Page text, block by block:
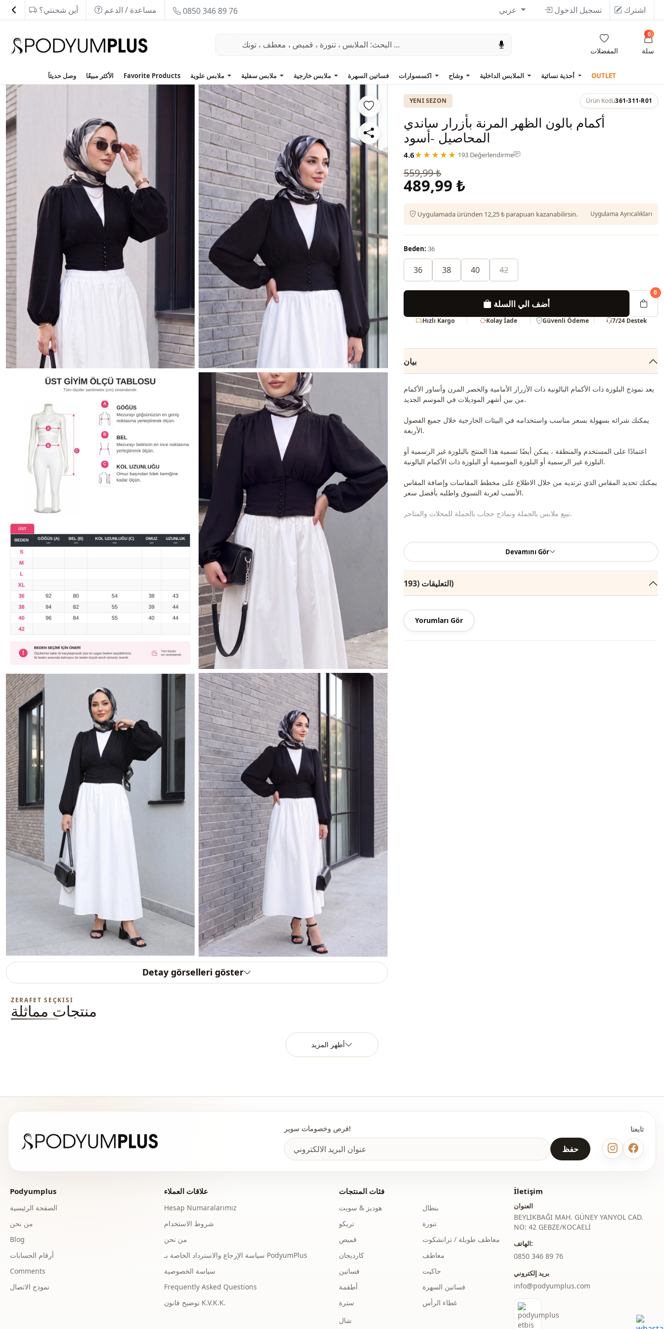
أين شحنتي؟ مساعدة / الدعم 0850 346 89 76 تسجيل الدخول اشترك
المفضلات سلة
0
وصل حديثاَ الأكثر مبيعًا Favorite Products ملابس علوية ملابس سفلية ملابس خارجية فساتين السهرة OUTLET
Detay görselleri göster
YENI SEZON Ürün Kodu361-311-R01
أكمام بالون الظهر المرنة بأزرار ساندي
المحاصيل -أسود
4.6★★★★★ ·193 Değerlendirme
559,99 ₺
489,99 ₺
Uygulamada üründen 12,25 ₺ parapuan kazanabilirsin. Uygulama Ayrıcalıkları
Beden: 36
36 38 40 42
أضف الي االسلة
0
Hızlı Kargo Kolay İade Güvenli Ödeme 7/24 Destek
بيان
يعد نموذج البلوزة ذات الأكمام البالونية ذات الأزرار الأمامية والخصر المرن وأساور الأكمام
من بين أشهر الموديلات في الموسم الجديد.
يمكنك شرائه بسهولة بسعر مناسب واستخدامه في البيئات الخارجية خلال جميع الفصول
الأربعة.
اعتمادًا على المستخدم والمنطقة ، يمكن أيضًا تسمية هذا المنتج بالبلوزة غير الرسمية أو
البلوزة غير الرسمية أو البلوزة الموسمية أو البلوزة ذات الأكمام البالونية.
يمكنك تحديد المقاس الذي ترتديه من خلال الاطلاع على مخطط المقاسات وإضافة المقاس
الأنسب لعربة التسوق واطلبه بأفضل سعر.
نبيع ملابس بالجملة ونماذج حجاب بالجملة للمحلات والمتاجر.
ملاحظة: يتكون محتوى المنتج من بلوزة. (تستخدم الأحذية والحقائب والمجوهرات لأغراض
الديكور.)
Devamını Gör
التعليقات (193)
Yorumları Gör
ZERAFET SEÇKISI
منتجات مماثلة
أظهر المزيد
فرص وخصومات سوبر!
حفظ
تابعنا
Podyumplus
الصفحة الرئيسية
من نحن
Blog
أرقام الحسابات
Comments
نموذج الاتصال
علاقات العملاء
Hesap Numaralarımız
شروط الاستخدام
من نحن
سياسة الإرجاع والاسترداد الخاصة بـ PodyumPlus
سياسة الخصوصية
Frequently Asked Questions
توضيح قانون K.V.K.K.
فئات المنتجات
هوديز & سويت
تريكو
قميص
كارديجان
فساتين
أطقمة
سترة
بنطال
تنورة
معاطف طويلة / ترانشكوت
معاطف
جاكيت
فساتين السهرة
غطاء الرأس
شال
İletişim
العنوان
BEYLİKBAĞI MAH. GÜNEY YANYOL CAD.
NO: 42 GEBZE/KOCAELİ
الهاتف:
‎0850 346 89 76
بريد إلكتروني
info@podyumplus.com